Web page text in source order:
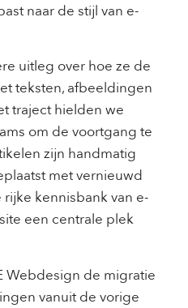
naar de stijl van e-
uitleg over hoe ze de
teksten, afbeeldingen
traject hielden we
om de voortgang te
zijn handmatig
met vernieuwd
kennisbank van e-
een centrale plek
Webdesign de migratie
vanuit de vorige